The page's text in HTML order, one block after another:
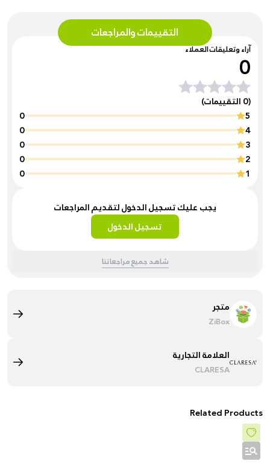
التقييمات والمراجعات
آراء وتعليقات العملاء
0
(0 التقييمات)
5
0
4
0
3
0
2
0
1
0
يجب عليك تسجيل الدخول لتقديم المراجعات
تسجيل الدخول
شاهد جميع مراجعاتنا
متجر
ZiBox
العلامة التجارية
CLARESA
Related Products